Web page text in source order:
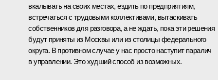
вкалывать на своих местах, ездить по предприятиям,
встречаться с трудовыми коллективами, вытаскивать
собственников для разговора, а не ждать, пока эти решения
будут приняты из Москвы или из столицы федерального
округа. В противном случае у нас просто наступит паралич
в управлении. Это худший способ из возможных.